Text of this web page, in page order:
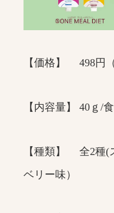
【価格】 498円（
【内容量】 40ｇ/食
【種類】 全2種(
ベリー味）